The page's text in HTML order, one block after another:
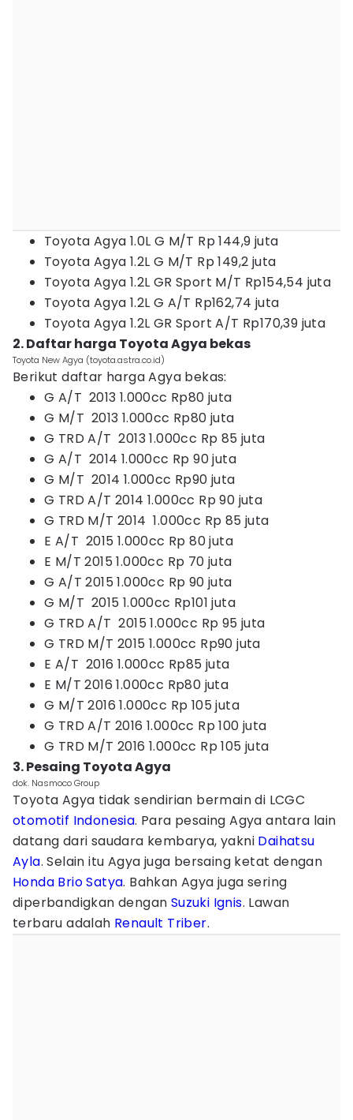
Toyota Agya 1.0L G M/T Rp 144,9 juta
Toyota Agya 1.2L G M/T Rp 149,2 juta
Toyota Agya 1.2L GR Sport M/T Rp154,54 juta
Toyota Agya 1.2L G A/T Rp162,74 juta
Toyota Agya 1.2L GR Sport A/T Rp170,39 juta
2. Daftar harga Toyota Agya bekas
Toyota New Agya (toyota.astra.co.id)
Berikut daftar harga Agya bekas:
G A/T 2013 1.000cc Rp80 juta
G M/T 2013 1.000cc Rp80 juta
G TRD A/T 2013 1.000cc Rp 85 juta
G A/T 2014 1.000cc Rp 90 juta
G M/T 2014 1.000cc Rp90 juta
G TRD A/T 2014 1.000cc Rp 90 juta
G TRD M/T 2014 1.000cc Rp 85 juta
E A/T 2015 1.000cc Rp 80 juta
E M/T 2015 1.000cc Rp 70 juta
G A/T 2015 1.000cc Rp 90 juta
G M/T 2015 1.000cc Rp101 juta
G TRD A/T 2015 1.000cc Rp 95 juta
G TRD M/T 2015 1.000cc Rp90 juta
E A/T 2016 1.000cc Rp85 juta
E M/T 2016 1.000cc Rp80 juta
G M/T 2016 1.000cc Rp 105 juta
G TRD A/T 2016 1.000cc Rp 100 juta
G TRD M/T 2016 1.000cc Rp 105 juta
3. Pesaing Toyota Agya
dok. Nasmoco Group
Toyota Agya tidak sendirian bermain di LCGC
otomotif Indonesia. Para pesaing Agya antara lain
datang dari saudara kembarya, yakni Daihatsu
Ayla. Selain itu Agya juga bersaing ketat dengan
Honda Brio Satya. Bahkan Agya juga sering
diperbandigkan dengan Suzuki Ignis. Lawan
terbaru adalah Renault Triber.